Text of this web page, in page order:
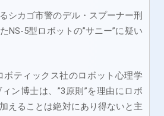
シカゴ市警のデル・スプーナー刑
NS-5型ロボットの”サニー”に疑い
ボティックス社のロボット心理学
ン博士は、”3原則”を理由にロボ
えることは絶対にあり得ないと主